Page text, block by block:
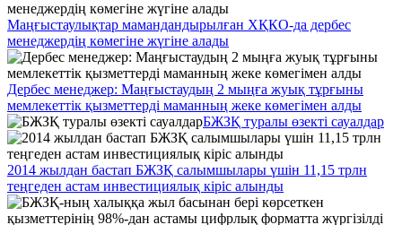
Маңғыстаулықтар мамандандырылған ХҚКО-да дербес
менеджердің көмегіне жүгіне алады
Дербес менеджер: Маңғыстаудың 2 мыңға жуық тұрғыны
мемлекеттік қызметтерді маманның жеке көмегімен алды
БЖЗҚ туралы өзекті сауалдар
2014 жылдан бастап БЖЗҚ салымшылары үшін 11,15 трлн
теңгеден астам инвестициялық кіріс алынды